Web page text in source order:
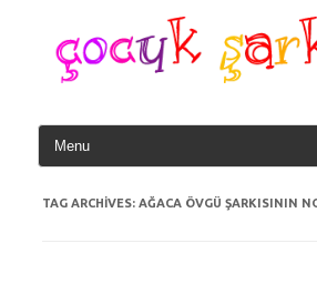
content
TAG ARCHIVES: AĞACA ÖVGÜ ŞARKISININ